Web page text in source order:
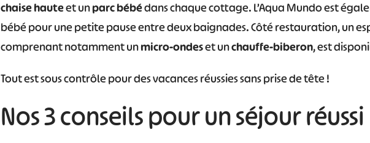
chaise hauteet unparc bébédans chaque cottage. L’Aqua Mundo est
bébé pour une petite pause entre deux baignades. Côté restauration, un
comprenant notamment unmicro-ondeset unchauffe-biberon, est
Tout est sous contrôle pour des vacances réussies sans prise de tête !
Nos 3 conseils pour un séjour réussi